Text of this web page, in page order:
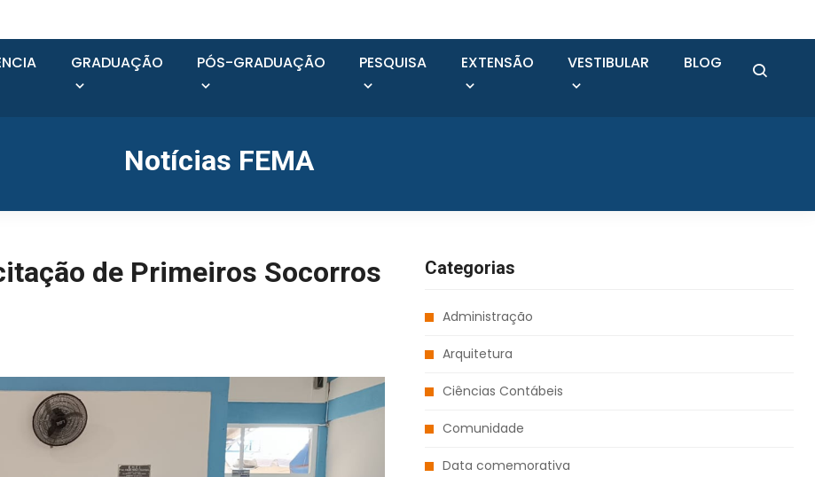
GRADUAÇÃO PÓS-GRADUAÇÃO PESQUISA EXTENSÃO VESTIBULAR BLOG
Notícias FEMA
de Primeiros Socorros
Categorias
Administração
Arquitetura
Ciências Contábeis
Comunidade
Data comemorativa